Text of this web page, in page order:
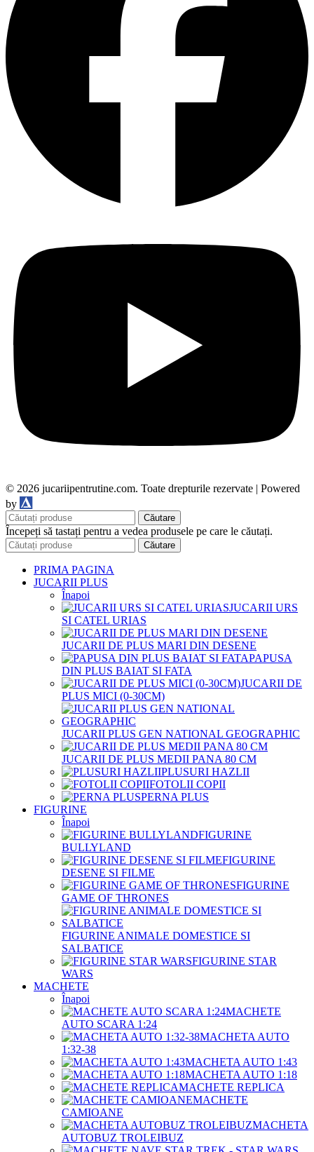
© 2026 jucariipentrutine.com. Toate drepturile rezervate | Powered
by
Căutare
Începeți să tastați pentru a vedea produsele pe care le căutați.
Căutare
PRIMA PAGINA
JUCARII PLUS
Înapoi
JUCARII URS
SI CATEL URIAS
JUCARII DE PLUS MARI DIN DESENE
PAPUSA
DIN PLUS BAIAT SI FATA
JUCARII DE
PLUS MICI (0-30CM)
JUCARII PLUS GEN NATIONAL GEOGRAPHIC
JUCARII DE PLUS MEDII PANA 80 CM
PLUSURI HAZLII
FOTOLII COPII
PERNA PLUS
FIGURINE
Înapoi
FIGURINE
BULLYLAND
FIGURINE
DESENE SI FILME
FIGURINE
GAME OF THRONES
FIGURINE ANIMALE DOMESTICE SI
SALBATICE
FIGURINE STAR
WARS
MACHETE
Înapoi
MACHETE
AUTO SCARA 1:24
MACHETA AUTO
1:32-38
MACHETA AUTO 1:43
MACHETA AUTO 1:18
MACHETE REPLICA
MACHETE
CAMIOANE
MACHETA
AUTOBUZ TROLEIBUZ